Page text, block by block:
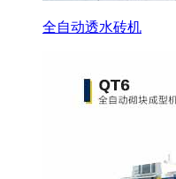
全自动透水砖机